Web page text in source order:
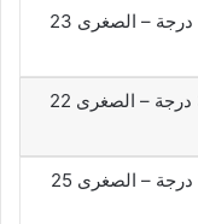
العظمى 36 درجة – الصغرى 23
العظمى 33 درجة – الصغرى 22
العظمى 39 درجة – الصغرى 25